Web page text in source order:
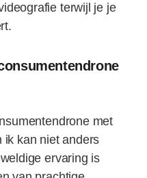
terwijl je je
met
ik kan niet anders
ervaring is